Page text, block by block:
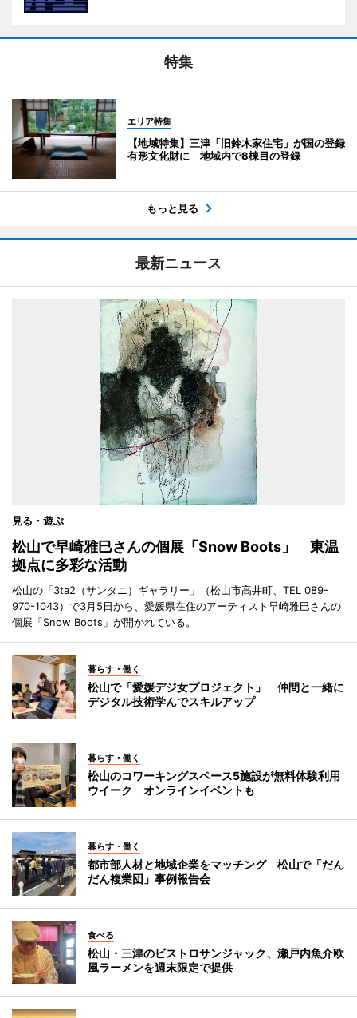
特集
エリア特集
【地域特集】三津「旧鈴木家住宅」が国の登録
有形文化財に 地域内で8棟目の登録
もっと見る
最新ニュース
見る・遊ぶ
松山で早崎雅巳さんの個展「Snow Boots」 東温
拠点に多彩な活動
松山の「3ta2（サンタニ）ギャラリー」（松山市高井町、TEL 089-
970-1043）で3月5日から、愛媛県在住のアーティスト早崎雅巳さんの
個展「Snow Boots」が開かれている。
暮らす・働く
松山で「愛媛デジ女プロジェクト」 仲間と一緒に
デジタル技術学んでスキルアップ
暮らす・働く
松山のコワーキングスペース5施設が無料体験利用
ウイーク オンラインイベントも
暮らす・働く
都市部人材と地域企業をマッチング 松山で「だん
だん複業団」事例報告会
食べる
松山・三津のビストロサンジャック、瀬戸内魚介欧
風ラーメンを週末限定で提供